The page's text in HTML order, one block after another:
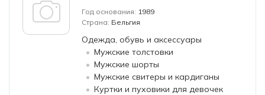
Год основания: 1989
Страна: Бельгия
Одежда, обувь и аксессуары
Мужские толстовки
Мужские шорты
Мужские свитеры и кардиганы
Куртки и пуховики для девочек